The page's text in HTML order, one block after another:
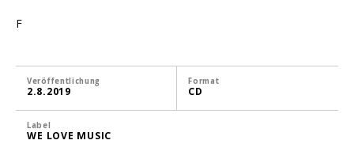
F
Veröffentlichung
2.8.2019
Format
CD
Label
WE LOVE MUSIC